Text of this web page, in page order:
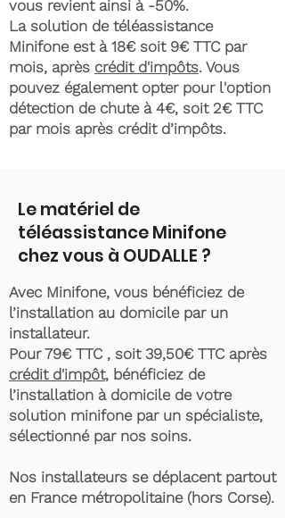
vous revient ainsi à -50%.
La solution de téléassistance
Minifone est à 18€ soit 9€ TTC par
mois, après crédit d'impôts. Vous
pouvez également opter pour l'option
détection de chute à 4€, soit 2€ TTC
par mois après crédit d’impôts.
Le matériel de
téléassistance Minifone
chez vous à OUDALLE ?
Avec Minifone, vous bénéficiez de
l’installation au domicile par un
installateur.
Pour 79€ TTC , soit 39,50€ TTC après
crédit d'impôt, bénéficiez de
l’installation à domicile de votre
solution minifone par un spécialiste,
sélectionné par nos soins.
Nos installateurs se déplacent partout
en France métropolitaine (hors Corse).